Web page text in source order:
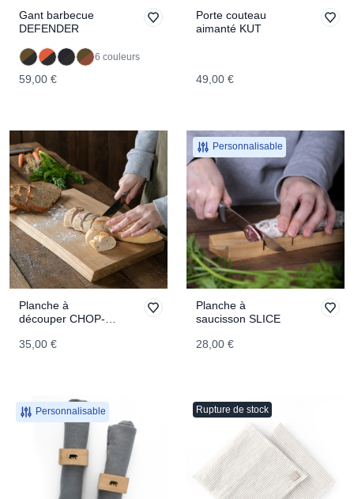
Gant barbecue
DEFENDER
6 couleurs
59,00 €
Porte couteau
aimanté KUT
49,00 €
Planche à
découper CHOP-
35,00 €
Personnalisable
Planche à
saucisson SLICE
28,00 €
Personnalisable Rupture de stock